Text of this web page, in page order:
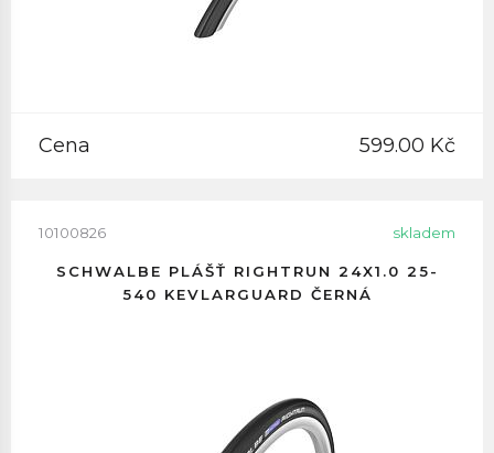
Cena 599.00 Kč
10100826 skladem
SCHWALBE PLÁŠŤ RIGHTRUN 24X1.0 25-
540 KEVLARGUARD ČERNÁ